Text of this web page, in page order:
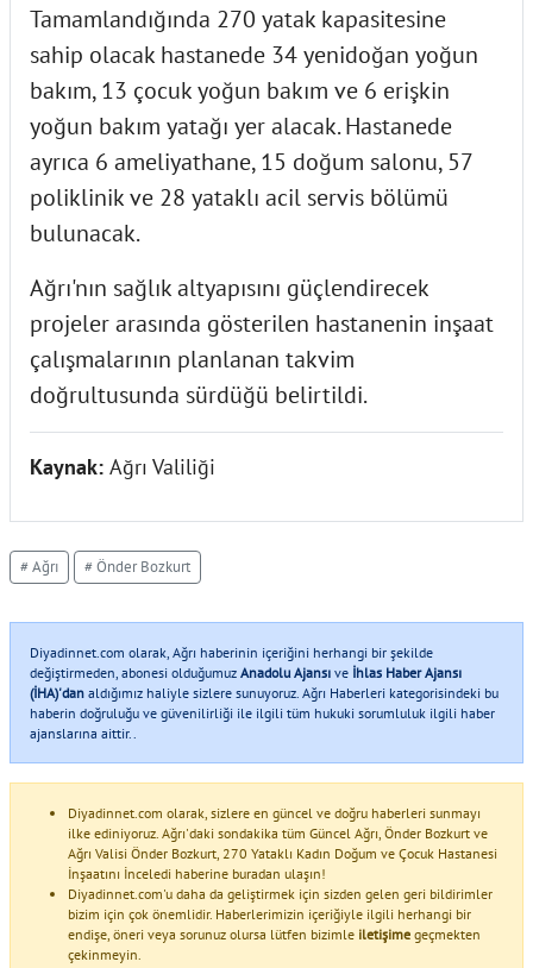
Tamamlandığında 270 yatak kapasitesine
sahip olacak hastanede 34 yenidoğan yoğun
bakım, 13 çocuk yoğun bakım ve 6 erişkin
yoğun bakım yatağı yer alacak. Hastanede
ayrıca 6 ameliyathane, 15 doğum salonu, 57
poliklinik ve 28 yataklı acil servis bölümü
bulunacak.
Ağrı'nın sağlık altyapısını güçlendirecek
projeler arasında gösterilen hastanenin inşaat
çalışmalarının planlanan takvim
doğrultusunda sürdüğü belirtildi.
Kaynak: Ağrı Valiliği
# Ağrı # Önder Bozkurt
Diyadinnet.com olarak, Ağrı haberinin içeriğini herhangi bir şekilde
değiştirmeden, abonesi olduğumuz Anadolu Ajansı ve İhlas Haber Ajansı
(İHA)'dan aldığımız haliyle sizlere sunuyoruz. Ağrı Haberleri kategorisindeki bu
haberin doğruluğu ve güvenilirliği ile ilgili tüm hukuki sorumluluk ilgili haber
ajanslarına aittir..
Diyadinnet.com olarak, sizlere en güncel ve doğru haberleri sunmayı
ilke ediniyoruz. Ağrı'daki sondakika tüm Güncel Ağrı, Önder Bozkurt ve
Ağrı Valisi Önder Bozkurt, 270 Yataklı Kadın Doğum ve Çocuk Hastanesi
İnşaatını İnceledi haberine buradan ulaşın!
Diyadinnet.com'u daha da geliştirmek için sizden gelen geri bildirimler
bizim için çok önemlidir. Haberlerimizin içeriğiyle ilgili herhangi bir
endişe, öneri veya sorunuz olursa lütfen bizimle iletişime geçmekten
çekinmeyin.